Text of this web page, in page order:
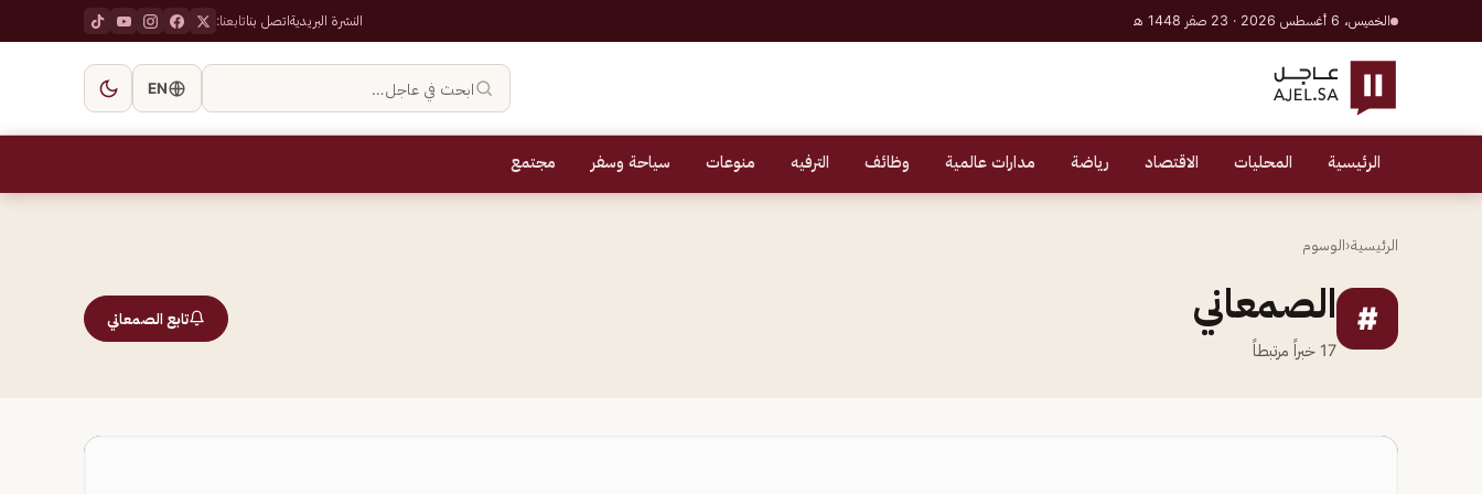
الخميس، 6 أغسطس 2026 · 23 صفر 1448 هـ النشرة البريديةاتصل بناتابعنا:
ابحث في عاجل… EN
الرئيسية المحليات الاقتصاد رياضة مدارات عالمية وظائف الترفيه منوعات سياحة وسفر مجتمع
الرئيسية‹الوسوم
# الصمعاني
17 خبراً مرتبطاً
تابع الصمعاني